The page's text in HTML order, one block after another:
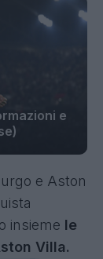
e
e Aston
insieme le
Villa.